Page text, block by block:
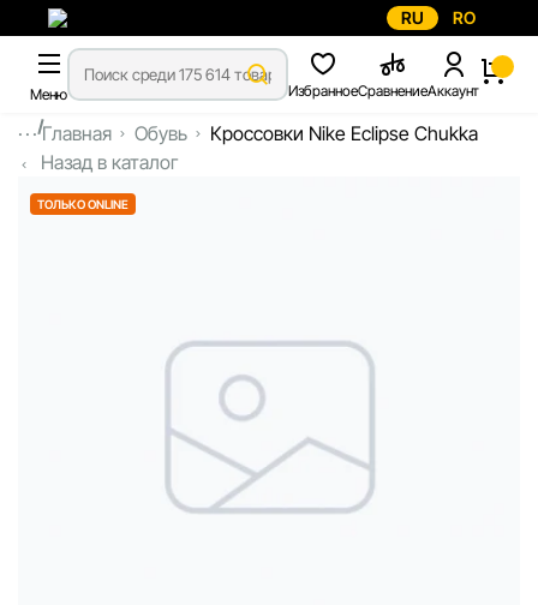
RU RO
Меню ИзбранноеСравнениеАккаунт
...Главная Обувь
Кроссовки Nike Eclipse Chukka
Назад в каталог
ТОЛЬКО ONLINE